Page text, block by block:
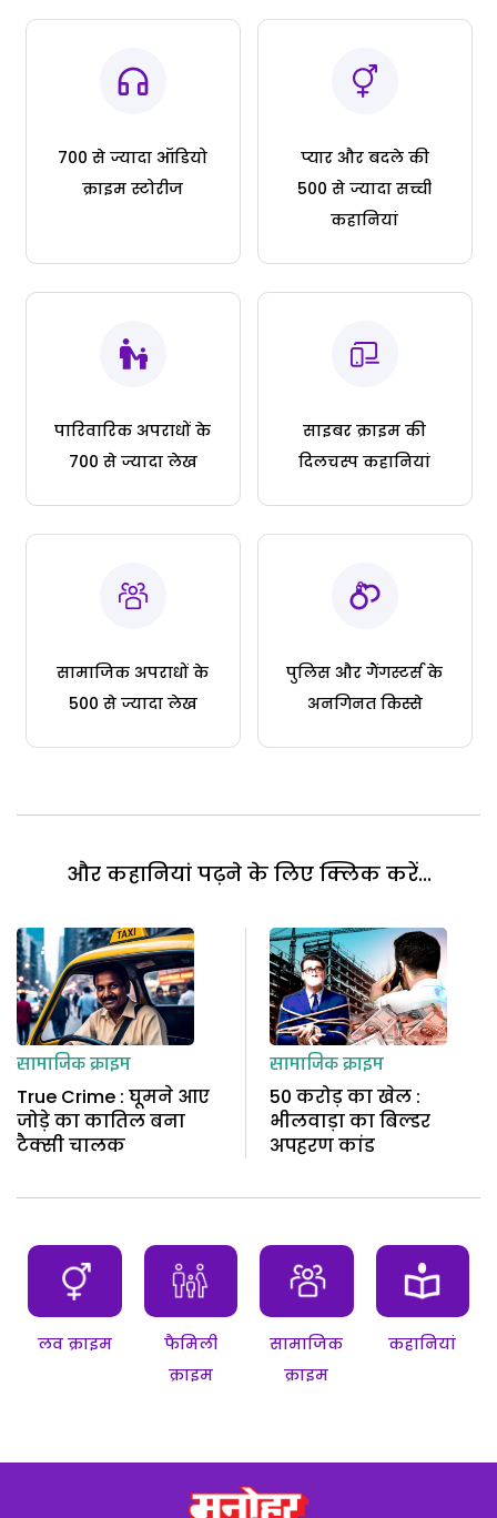
700 से ज्यादा ऑडियो
क्राइम स्टोरीज
प्यार और बदले की
500 से ज्यादा सच्ची
कहानियां
पारिवारिक अपराधों के
700 से ज्यादा लेख
साइबर क्राइम की
दिलचस्प कहानियां
सामाजिक अपराधों के
500 से ज्यादा लेख
पुलिस और गैंगस्टर्स के
अनगिनत किस्से
और कहानियां पढ़ने के लिए क्लिक करें...
सामाजिक क्राइम
True Crime : घूमने आए
जोड़े का कातिल बना
टैक्सी चालक
सामाजिक क्राइम
50 करोड़ का खेल :
भीलवाड़ा का बिल्डर
अपहरण कांड
लव क्राइम
फैमिली
क्राइम
सामाजिक
क्राइम
कहानियां